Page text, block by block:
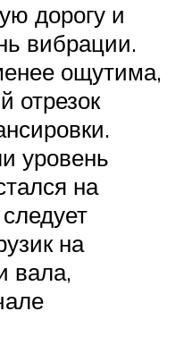
дорогу и
вибрации.
ощутима,
отрезок
уровень
на
на
вала,